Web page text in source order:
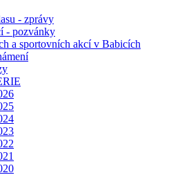
- zprávy
- pozvánky
a sportovních akcí v Babicích